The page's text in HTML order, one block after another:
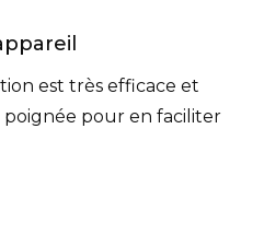
est très efficace et
poignée pour en faciliter